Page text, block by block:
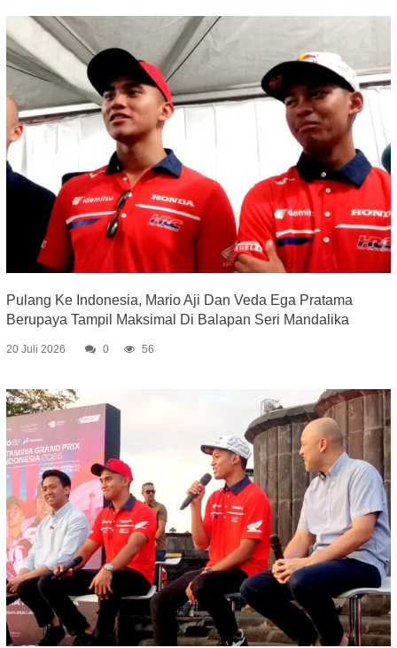
Pulang Ke Indonesia, Mario Aji Dan Veda Ega Pratama
Berupaya Tampil Maksimal Di Balapan Seri Mandalika
20 Juli 2026 0 56